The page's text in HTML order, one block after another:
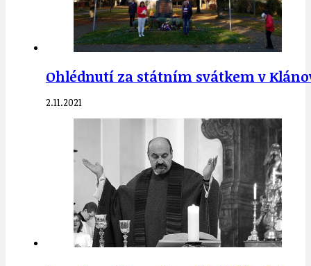
Ohlédnutí za státním svátkem v
2.11.2021